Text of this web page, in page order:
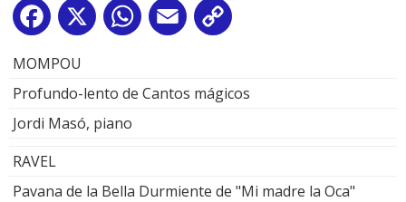
Facebook
X WhatsApp
Email
MOMPOU
Profundo-lento de Cantos mágicos
Jordi Masó, piano
RAVEL
Pavana de la Bella Durmiente de "Mi madre la Oca"